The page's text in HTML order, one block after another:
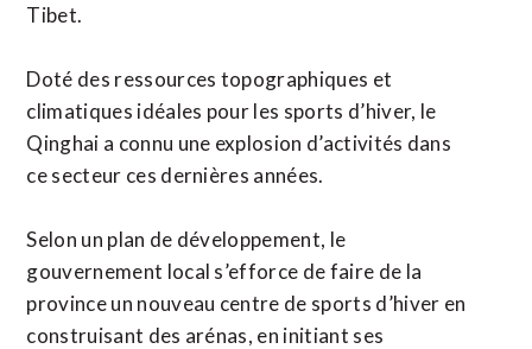
Tibet.
Doté des ressources topographiques et
climatiques idéales pour les sports d’hiver, le
Qinghai a connu une explosion d’activités dans
ce secteur ces dernières années.
Selon un plan de développement, le
gouvernement local s’efforce de faire de la
province un nouveau centre de sports d’hiver en
construisant des arénas, en initiant ses